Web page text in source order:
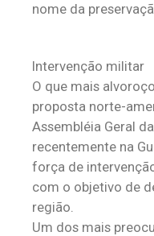
nome da
Intervenção militar
O que mais
proposta norte-
Assembléia Geral
recentemente na
força de
com o objetivo de
região.
Um dos mais